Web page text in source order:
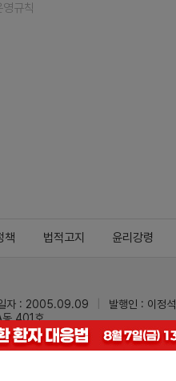
영규칙
책 법적고지 윤리강령
자 : 2005.09.09 발행인 : 이정석
동 401호